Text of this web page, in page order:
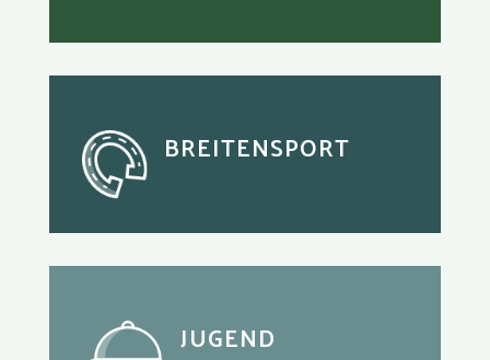
BREITENSPORT
JUGEND